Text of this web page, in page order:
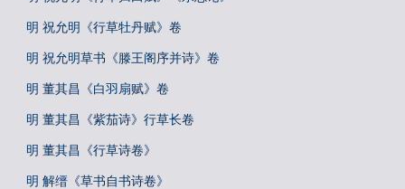
明 祝允明《行草牡丹赋》卷
明 祝允明草书《滕王阁序并诗》卷
明 董其昌《白羽扇赋》卷
明 董其昌《紫茄诗》行草长卷
明 董其昌《行草诗卷》
明 解缙《草书自书诗卷》